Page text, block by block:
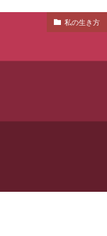
私の生き方